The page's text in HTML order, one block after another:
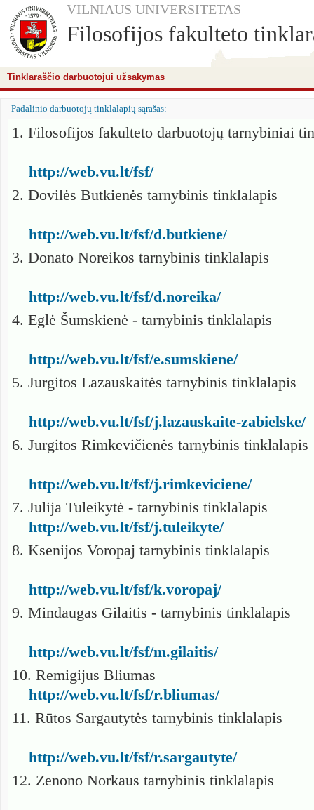
VILNIAUS UNIVERSITETAS
Filosofijos fakulteto
Tinklaraščio darbuotojui užsakymas
– Padalinio darbuotojų tinklalapių sąrašas:
1. Filosofijos fakulteto darbuotojų tarnybiniai
http://web.vu.lt/fsf/
2. Dovilės Butkienės tarnybinis tinklalapis
http://web.vu.lt/fsf/d.butkiene/
3. Donato Noreikos tarnybinis tinklalapis
http://web.vu.lt/fsf/d.noreika/
4. Eglė Šumskienė - tarnybinis tinklalapis
http://web.vu.lt/fsf/e.sumskiene/
5. Jurgitos Lazauskaitės tarnybinis tinklalapis
http://web.vu.lt/fsf/j.lazauskaite-zabielske/
6. Jurgitos Rimkevičienės tarnybinis tinklalapis
http://web.vu.lt/fsf/j.rimkeviciene/
7. Julija Tuleikytė - tarnybinis tinklalapis
http://web.vu.lt/fsf/j.tuleikyte/
8. Ksenijos Voropaj tarnybinis tinklalapis
http://web.vu.lt/fsf/k.voropaj/
9. Mindaugas Gilaitis - tarnybinis tinklalapis
http://web.vu.lt/fsf/m.gilaitis/
10. Remigijus Bliumas
http://web.vu.lt/fsf/r.bliumas/
11. Rūtos Sargautytės tarnybinis tinklalapis
http://web.vu.lt/fsf/r.sargautyte/
12. Zenono Norkaus tarnybinis tinklalapis